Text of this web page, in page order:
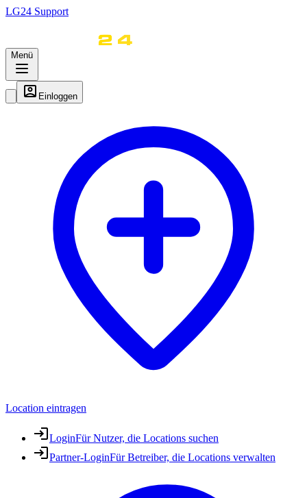
LG24 Support
Menü
Einloggen
Location eintragen
LoginFür Nutzer, die Locations suchen
Partner-LoginFür Betreiber, die Locations verwalten